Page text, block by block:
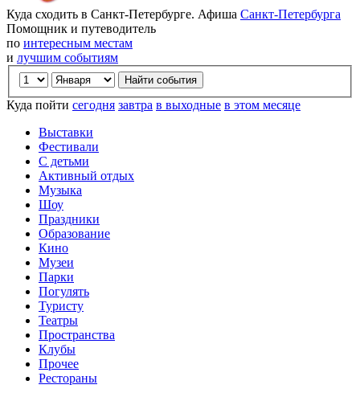
Куда сходить в Санкт-Петербурге. Афиша Санкт-Петербурга
Помощник и путеводитель
по интересным местам
и лучшим событиям
Куда пойти сегодня завтра в выходные в этом месяце
Выставки
Фестивали
С детьми
Активный отдых
Музыка
Шоу
Праздники
Образование
Кино
Музеи
Парки
Погулять
Туристу
Театры
Пространства
Клубы
Прочее
Рестораны